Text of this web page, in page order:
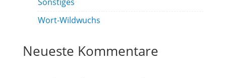
Wort-Wildwuchs
Neueste Kommentare